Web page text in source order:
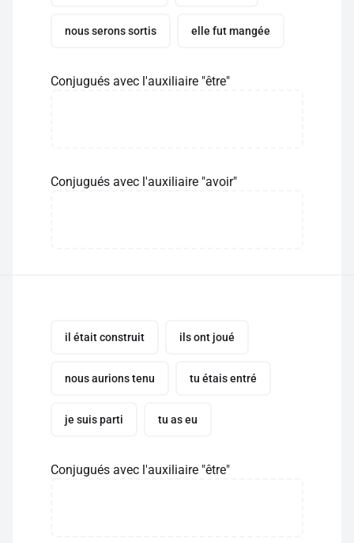
nous serons sortis elle fut mangée
Conjugués avec l'auxiliaire "être"
Conjugués avec l'auxiliaire "avoir"
il était construit ils ont joué
nous aurions tenu tu étais entré
je suis parti tu as eu
Conjugués avec l'auxiliaire "être"